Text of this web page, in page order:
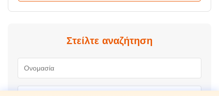
Στείλτε αναζήτηση